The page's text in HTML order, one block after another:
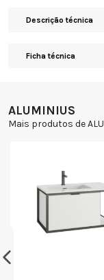
Descrição técnica
Ficha técnica
ALUMINIUS
Mais produtos de